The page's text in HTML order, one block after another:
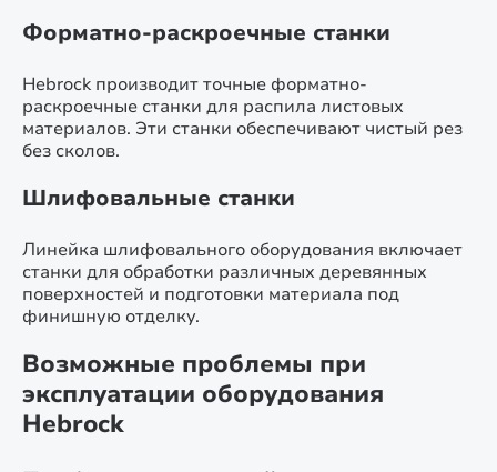
Форматно-раскроечные станки
Hebrock производит точные форматно-
раскроечные станки для распила листовых
материалов. Эти станки обеспечивают чистый рез
без сколов.
Шлифовальные станки
Линейка шлифовального оборудования включает
станки для обработки различных деревянных
поверхностей и подготовки материала под
финишную отделку.
Возможные проблемы при
эксплуатации оборудования
Hebrock